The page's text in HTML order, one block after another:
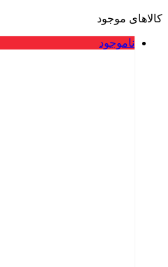
کالاهای موجود
ناموجود